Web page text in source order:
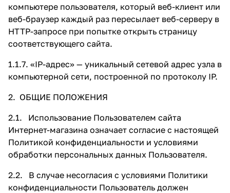
компьютере пользователя, который веб-клиент или
веб-браузер каждый раз пересылает веб-серверу в
HTTP-запросе при попытке открыть страницу
соответствующего сайта.
1.1.7. «IP-адрес» — уникальный сетевой адрес узла в
компьютерной сети, построенной по протоколу IP.
2. ОБЩИЕ ПОЛОЖЕНИЯ
2.1. Использование Пользователем сайта
Интернет-магазина означает согласие с настоящей
Политикой конфиденциальности и условиями
обработки персональных данных Пользователя.
2.2. В случае несогласия с условиями Политики
конфиденциальности Пользователь должен